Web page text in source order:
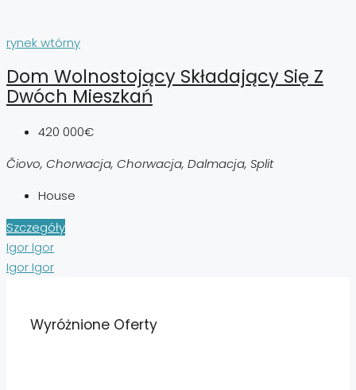
rynek wtórny
Dom Wolnostojący Składający Się Z
Dwóch Mieszkań
420 000€
Čiovo, Chorwacja, Chorwacja, Dalmacja, Split
House
Szczegóły
Igor Igor
Igor Igor
Wyróżnione Oferty